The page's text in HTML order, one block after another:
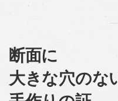
断面に
大きな穴のな